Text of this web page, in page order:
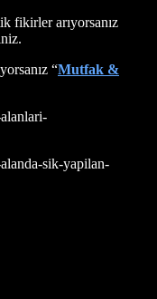
fikirler arıyorsanız
“Mutfak &
sik-yapilan-